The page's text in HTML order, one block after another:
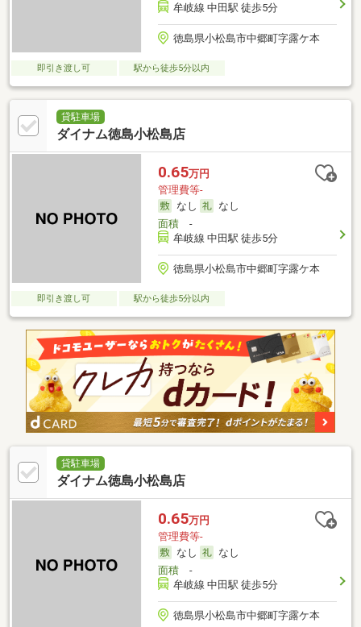
牟岐線 中田駅 徒歩5分
徳島県小松島市中郷町字露ケ本
即引き渡し可 駅から徒歩5分以内
貸駐車場
ダイナム徳島小松島店
0.65万円
管理費等-
なし
なし
面積-
牟岐線 中田駅 徒歩5分
徳島県小松島市中郷町字露ケ本
即引き渡し可 駅から徒歩5分以内
貸駐車場
ダイナム徳島小松島店
0.65万円
管理費等-
なし
なし
面積-
牟岐線 中田駅 徒歩5分
徳島県小松島市中郷町字露ケ本